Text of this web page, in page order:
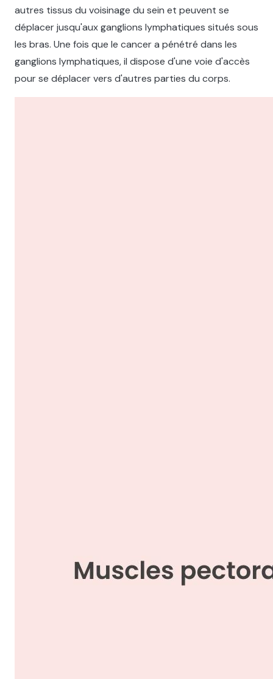
autres tissus du voisinage du sein et peuvent se
déplacer jusqu'aux ganglions lymphatiques situés sous
les bras. Une fois que le cancer a pénétré dans les
ganglions lymphatiques, il dispose d'une voie d'accès
pour se déplacer vers d'autres parties du corps.